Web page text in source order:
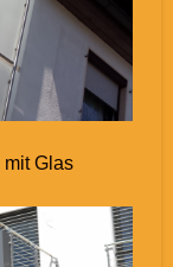
Glas